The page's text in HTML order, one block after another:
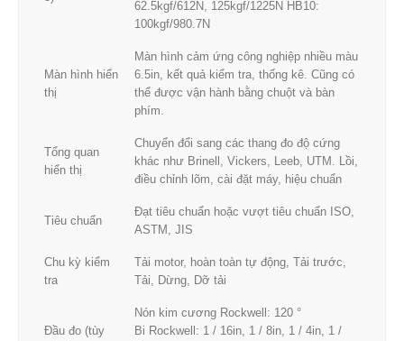
62.5kgf/612N, 125kgf/1225N HB10:
100kgf/980.7N
Màn hình hiển
thị
Màn hình cảm ứng công nghiệp nhiều màu
6.5in, kết quả kiểm tra, thống kê. Cũng có
thể được vận hành bằng chuột và bàn
phím.
Tổng quan
hiển thị
Chuyển đổi sang các thang đo độ cứng
khác như Brinell, Vickers, Leeb, UTM. Lồi,
điều chỉnh lõm, cài đặt máy, hiệu chuẩn
Tiêu chuẩn
Đạt tiêu chuẩn hoặc vượt tiêu chuẩn ISO,
ASTM, JIS
Chu kỳ kiểm
tra
Tải motor, hoàn toàn tự động, Tải trước,
Tải, Dừng, Dỡ tải
Đầu đo (tùy
Nón kim cương Rockwell: 120 °
Bi Rockwell: 1 / 16in, 1 / 8in, 1 / 4in, 1 /